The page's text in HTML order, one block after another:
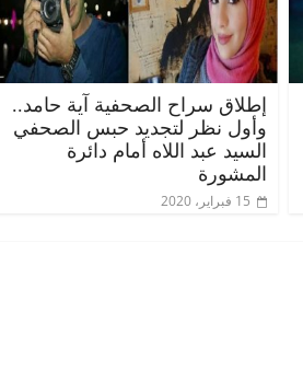
إطلاق سراح الصحفية آية حامد..
وأول نظر لتجديد حبس الصحفي
السيد عبد اللاه أمام دائرة
المشورة
15 فبراير، 2020